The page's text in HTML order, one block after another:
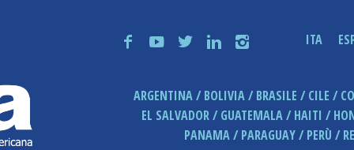
f y t n i ITA
ARGENTINA BOLIVIA BRASILE CILE
EL SALVADOR
GUATEMALA HAITI
PANAMA
PARAGUAY PERÙ